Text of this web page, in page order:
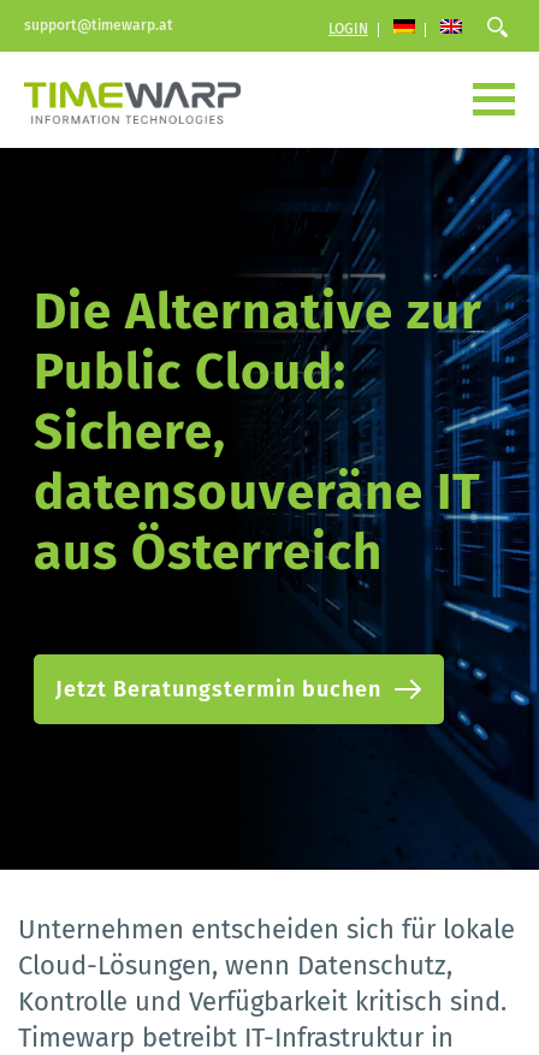
support@timewarp.at LOGIN
Die Alternative zur
Public Cloud:
Sichere,
datensouveräne IT
aus Österreich
Jetzt Beratungstermin buchen
Unternehmen entscheiden sich für lokale
Cloud-Lösungen, wenn Datenschutz,
Kontrolle und Verfügbarkeit kritisch sind.
Timewarp betreibt IT-Infrastruktur in